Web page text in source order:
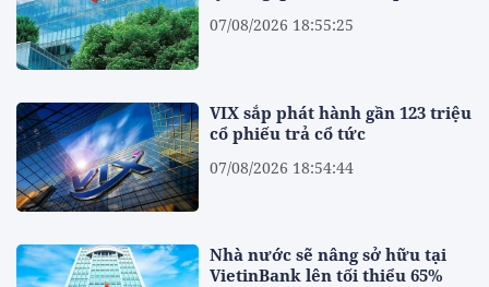
07/08/2026 18:55:25
VIX sắp phát hành gần 123 triệu
cổ phiếu trả cổ tức
07/08/2026 18:54:44
Nhà nước sẽ nâng sở hữu tại
VietinBank lên tối thiểu 65%